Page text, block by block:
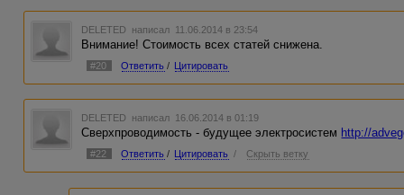
DELETED написал 11.06.2014 в 23:54
Внимание! Стоимость всех статей снижена.
#20 Ответить / Цитировать
DELETED написал 16.06.2014 в 01:19
Сверхпроводимость - будущее электросистем http://
#22 Ответить / Цитировать / Скрыть ветку